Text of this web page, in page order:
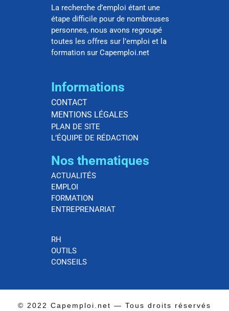
La recherche d’emploi étant une
étape difficile pour de nombreuses
personnes, nous avons regroupé
toutes les offres sur l’emploi et la
formation sur Capemploi.net
Informations
CONTACT
MENTIONS LÉGALES
PLAN DE SITE
L’ÉQUIPE DE RÉDACTION
Nos thematiques
ACTUALITÉS
EMPLOI
FORMATION
ENTREPRENARIAT
RH
OUTILS
CONSEILS
© 2022 Capemploi.net — Tous droits réservés